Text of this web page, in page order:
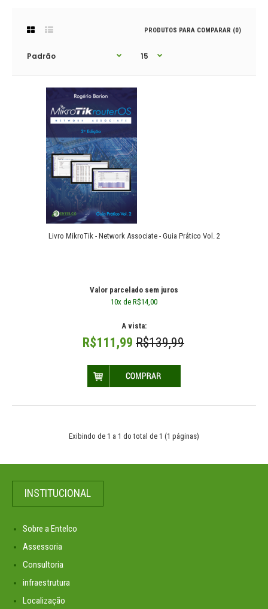
PRODUTOS PARA COMPARAR (0)
R$139,99
Livro MikroTik - Network Associate - Guia Prático Vol. 2
Valor parcelado sem juros
10x de R$14,00
A vista:
R$111,99 R$139,99
Exibindo de 1 a 1 do total de 1 (1 páginas)
INSTITUCIONAL
Sobre a Entelco
Assessoria
Consultoria
infraestrutura
Localização